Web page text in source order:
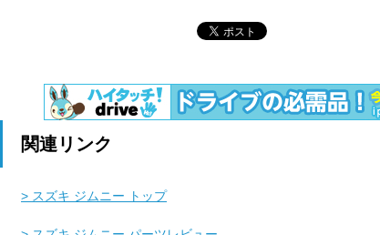
関連リンク
> スズキ ジムニー トップ